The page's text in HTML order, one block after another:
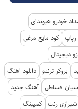
خودرو هیوندای
رپاپ کود مایع مرغی
دیجیتال
بروکر ترندو دانلود اهنگ
اقساطی آهنگ جدید
شیرازی رنت کمپینگ